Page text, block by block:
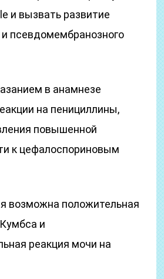
и вызвать развитие
псевдомембранозного
в анамнезе
на пенициллины,
повышенной
к цефалоспориновым
возможна положительная
и
реакция мочи на